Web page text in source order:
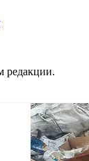
редакции.